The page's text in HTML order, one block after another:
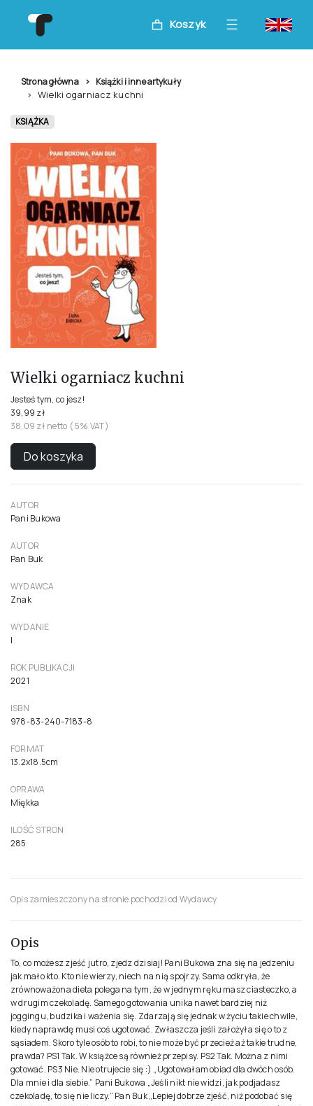
Koszyk
Strona główna Książki i inne artykuły
Wielki ogarniacz kuchni
KSIĄŻKA
Wielki ogarniacz kuchni
Jesteś tym, co jesz!
39,99 zł
38,09 zł netto ( 5% VAT)
Do koszyka
AUTOR
Pani Bukowa
AUTOR
Pan Buk
WYDAWCA
Znak
WYDANIE
I
ROK PUBLIKACJI
2021
ISBN
978-83-240-7183-8
FORMAT
13.2x18.5cm
OPRAWA
Miękka
ILOŚĆ STRON
285
Opis zamieszczony na stronie pochodzi od Wydawcy
Opis
To, co możesz zjeść jutro, zjedz dzisiaj! Pani Bukowa zna się na jedzeniu
jak mało kto. Kto nie wierzy, niech na nią spojrzy. Sama odkryła, że
zrównoważona dieta polega na tym, że w jednym ręku masz ciasteczko, a
w drugim czekoladę. Samego gotowania unika nawet bardziej niż
joggingu, budzika i ważenia się. Zdarzają się jednak w życiu takie chwile,
kiedy naprawdę musi coś ugotować. Zwłaszcza jeśli założyła się o to z
sąsiadem. Skoro tyle osób to robi, to nie może być przecież aż takie trudne,
prawda? PS1 Tak. W książce są również przepisy. PS2 Tak. Można z nimi
gotować. PS3 Nie. Nie otrujecie się :) „Ugotowałam obiad dla dwóch osób.
Dla mnie i dla siebie.” Pani Bukowa „Jeśli nikt nie widzi, jak podjadasz
czekoladę, to się nie liczy.” Pan Buk „Lepiej dobrze zjeść, niż podobać się